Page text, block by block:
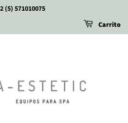
(5) 571010075
Carrito